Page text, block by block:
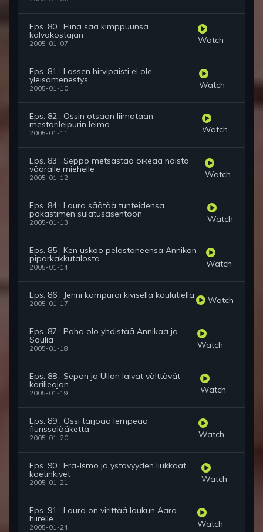
Eps. 80 : Elina saa kimppuunsa
kalvokostajan
2005-01-07 Watch
Eps. 81 : Lassen hirvipaisti ei ole
yleisömenestys
2005-01-10 Watch
Eps. 82 : Ossin otsaan liimataan
mestarileipurin leima
2005-01-11 Watch
Eps. 83 : Seppo metsästää oikeaa naista
väärälle miehelle
2005-01-12 Watch
Eps. 84 : Laura säätää tunteidensa
pakastimen sulatusasentoon
2005-01-13 Watch
Eps. 85 : Ken uskoo pelastaneensa Annikan
piparkakkutalosta
2005-01-14 Watch
Eps. 86 : Jenni kompuroi kivisellä koulutiellä
2005-01-17 Watch
Eps. 87 : Paha olo yhdistää Annikaa ja
Saulia
2005-01-18 Watch
Eps. 88 : Sepon ja Ullan laivat välttävät
karilleajon
2005-01-19 Watch
Eps. 89 : Ossi tarjoaa lempeää
flunssalääkettä
2005-01-20 Watch
Eps. 90 : Erä-Ismo ja ystävyyden liukkaat
koetinkivet
2005-01-21 Watch
Eps. 91 : Laura on virittää loukun Aaro-
hiirelle
2005-01-24 Watch